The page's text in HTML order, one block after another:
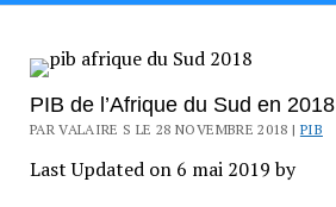
PIB de l’Afrique du Sud en 2018
PAR VALAIRE S LE 28 NOVEMBRE 2018 | PIB
Last Updated on 6 mai 2019 by